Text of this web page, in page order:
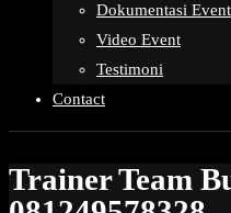
Dokumentasi Event
Video Event
Testimoni
Contact
Trainer Team